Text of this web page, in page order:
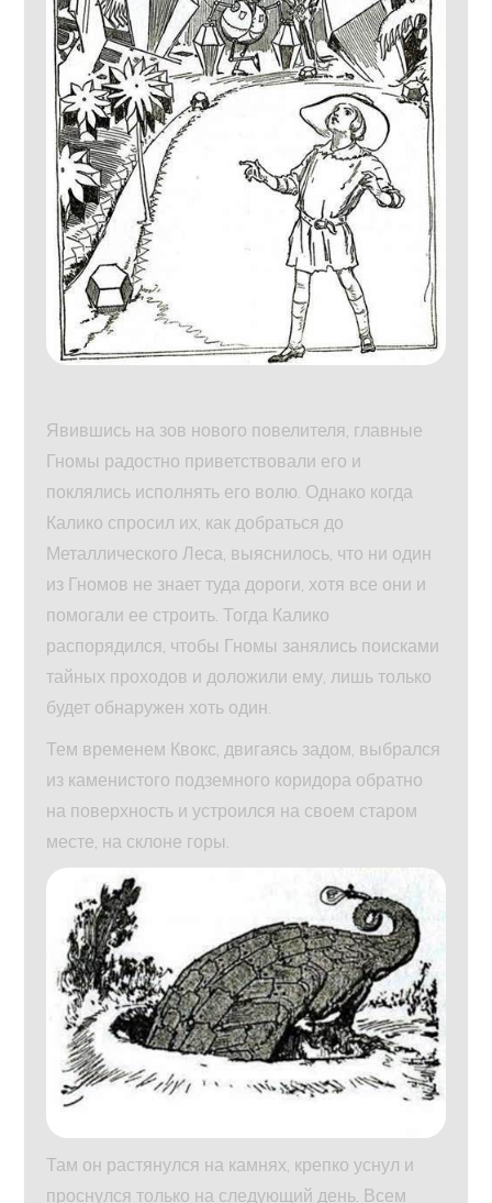
Явившись на зов нового повелителя, главные
Гномы радостно приветствовали его и
поклялись исполнять его волю. Однако когда
Калико спросил их, как добраться до
Металлического Леса, выяснилось, что ни один
из Гномов не знает туда дороги, хотя все они и
помогали ее строить. Тогда Калико
распорядился, чтобы Гномы занялись поисками
тайных проходов и доложили ему, лишь только
будет обнаружен хоть один.
Тем временем Квокс, двигаясь задом, выбрался
из каменистого подземного коридора обратно
на поверхность и устроился на своем старом
месте, на склоне горы.
Там он растянулся на камнях, крепко уснул и
проснулся только на следующий день. Всем